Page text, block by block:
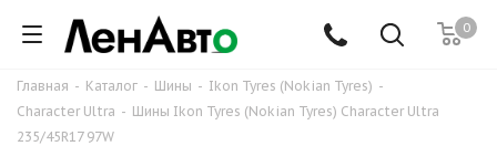
0
Главная - Каталог - Шины - Ikon Tyres (Nokian Tyres) -
Character Ultra - Шины Ikon Tyres (Nokian Tyres) Character Ultra
235/45R17 97W